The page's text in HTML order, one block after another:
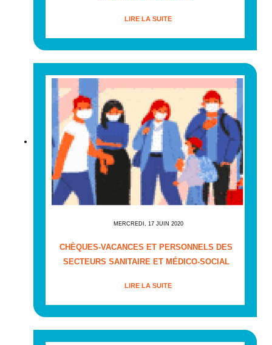
LIRE LA SUITE
MERCREDI, 17 JUIN 2020
CHÈQUES-VACANCES ET PERSONNELS DES
SECTEURS SANITAIRE ET MÉDICO-SOCIAL
LIRE LA SUITE